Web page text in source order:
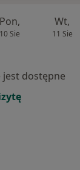
Pon,
10 Sie
Wt,
11 Sie
dostępne